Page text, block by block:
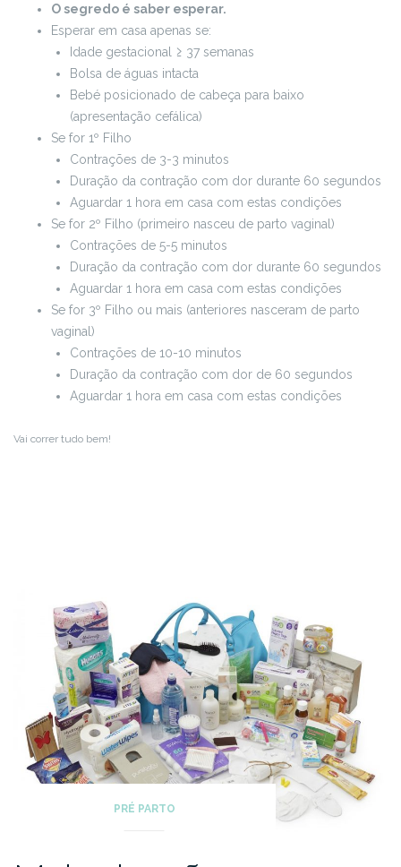
O segredo é saber esperar.
Esperar em casa apenas se:
Idade gestacional ≥ 37 semanas
Bolsa de águas intacta
Bebé posicionado de cabeça para baixo
(apresentação cefálica)
Se for 1º Filho
Contrações de 3-3 minutos
Duração da contração com dor durante 60 segundos
Aguardar 1 hora em casa com estas condições
Se for 2º Filho (primeiro nasceu de parto vaginal)
Contrações de 5-5 minutos
Duração da contração com dor durante 60 segundos
Aguardar 1 hora em casa com estas condições
Se for 3º Filho ou mais (anteriores nasceram de parto
vaginal)
Contrações de 10-10 minutos
Duração da contração com dor de 60 segundos
Aguardar 1 hora em casa com estas condições
Vai correr tudo bem!
PRÉ PARTO